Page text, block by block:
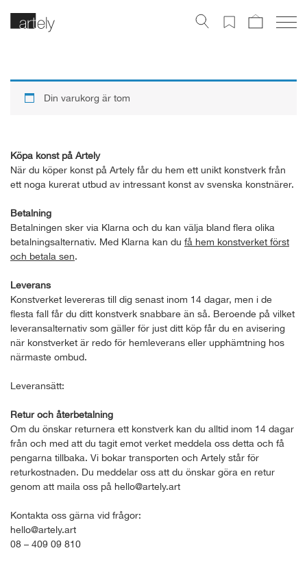
Köpa konst på Artely
När du köper konst på Artely får du hem ett unikt konstverk från
ett noga kurerat utbud av intressant konst av svenska konstnärer.
Betalning
Betalningen sker via Klarna och du kan välja bland flera olika
betalningsalternativ. Med Klarna kan du få hem konstverket först
och betala sen.
Leverans
Konstverket levereras till dig senast inom 14 dagar, men i de
flesta fall får du ditt konstverk snabbare än så. Beroende på vilket
leveransalternativ som gäller för just ditt köp får du en avisering
när konstverket är redo för hemleverans eller upphämtning hos
närmaste ombud.
Leveransätt:
Retur och återbetalning
Om du önskar returnera ett konstverk kan du alltid inom 14 dagar
från och med att du tagit emot verket meddela oss detta och få
pengarna tillbaka. Vi bokar transporten och Artely står för
returkostnaden. Du meddelar oss att du önskar göra en retur
genom att maila oss på hello@artely.art
Kontakta oss gärna vid frågor:
hello@artely.art
08 – 409 09 810
Din varukorg är tom